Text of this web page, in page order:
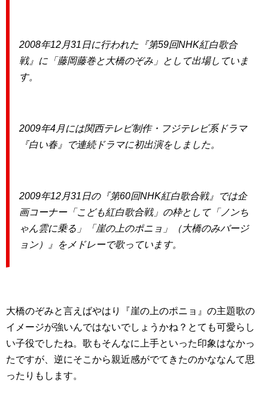
2008年12月31日に行われた『第59回NHK紅白歌合
戦』に「藤岡藤巻と大橋のぞみ」として出場していま
す。
2009年4月には関西テレビ制作・フジテレビ系ドラマ
『白い春』で連続ドラマに初出演をしました。
2009年12月31日の『第60回NHK紅白歌合戦』では企
画コーナー「こども紅白歌合戦」の枠として「ノンち
ゃん雲に乗る」「崖の上のポニョ」（大橋のみバージ
ョン）』をメドレーで歌っています。
大橋のぞみと言えばやはり『崖の上のポニョ』の主題歌の
イメージが強いんではないでしょうかね？とても可愛らし
い子役でしたね。歌もそんなに上手といった印象はなかっ
たですが、逆にそこから親近感がでてきたのかななんて思
ったりもします。